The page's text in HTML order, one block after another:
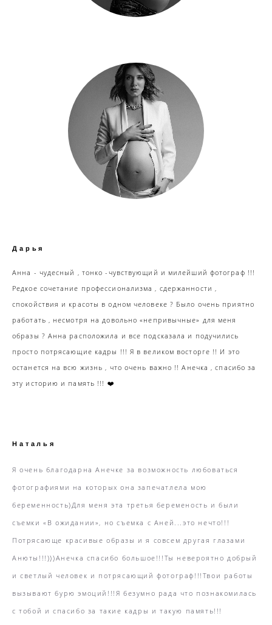
Дарья
Анна - чудесный , тонко -чувствующий и милейший фотограф !!!
Редкое сочетание профессионализма , сдержанности ,
спокойствия и красоты в одном человеке ? Было очень приятно
работать , несмотря на довольно «непривычные» для меня
образы ? Анна расположила и все подсказала и подучились
просто потрясающие кадры !!! Я в великом восторге !! И это
останется на всю жизнь , что очень важно !! Анечка , спасибо за
эту историю и память !!! ❤️
Наталья
Я очень благодарна Анечке за возможность любоваться
фотографиями на которых она запечатлела мою
беременность)Для меня эта третья беременость и были
съемки «В ожидании», но съемка с Аней...это нечто!!!
Потрясающе красивые образы и я совсем другая глазами
Анюты!!!)))Анечка спасибо большое!!!Ты невероятно добрый
и светлый человек и потрясающий фотограф!!!Твои работы
вызывают бурю эмоций!!!Я безумно рада что познакомилась
с тобой и спасибо за такие кадры и такую память!!!